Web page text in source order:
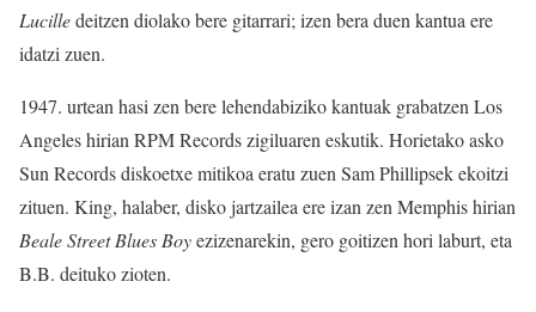
Lucilledeitzen diolako bere gitarrari; izen bera duen kantua ere
idatzi zuen.
1947. urtean hasi zen bere lehendabiziko kantuak grabatzen Los
Angeles hirian RPM Records zigiluaren eskutik. Horietako asko
Sun Records diskoetxe mitikoa eratu zuen Sam Phillipsek ekoitzi
zituen. King, halaber, disko jartzailea ere izan zen Memphis hirian
Beale Street Blues Boyezizenarekin, gero goitizen hori laburt, eta
B.B. deituko zioten.